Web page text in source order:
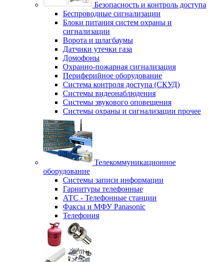
Безопасность и контроль доступа
Беспроводные сигнализации
Блоки питания систем охраны и
сигнализации
Ворота и шлагбаумы
Датчики утечки газа
Домофоны
Охранно-пожарная сигнализация
Периферийное оборудование
Система контроля доступа (СКУД)
Системы видеонаблюдения
Системы звукового оповещения
Системы охраны и сигнализации прочее
Телекоммуникационное
оборудование
Системы записи информации
Гарнитуры телефонные
АТС - Телефонные станции
Факсы и МФУ Panasonic
Телефония